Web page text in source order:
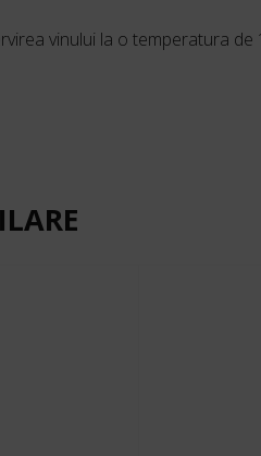
vinului la o temperatura de